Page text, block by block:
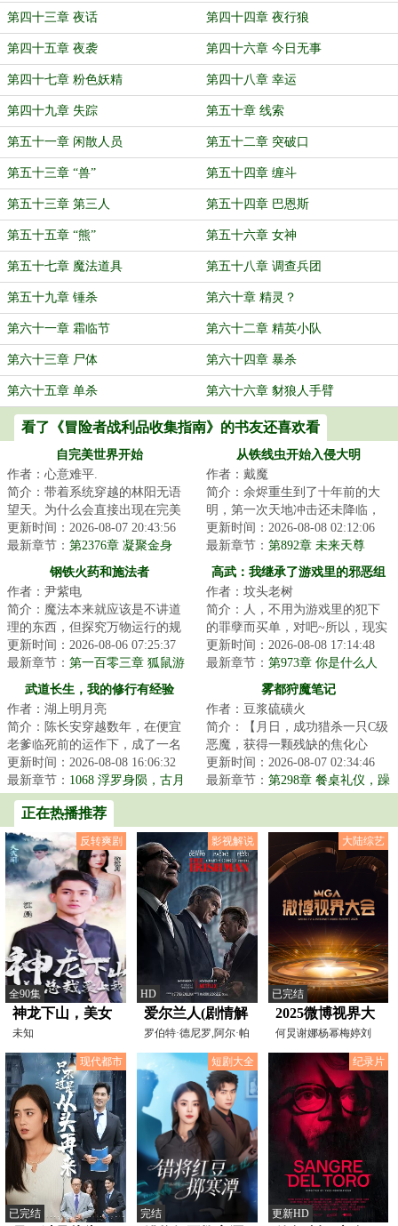
第四十三章 夜话 第四十四章 夜行狼
第四十五章 夜袭 第四十六章 今日无事
第四十七章 粉色妖精 第四十八章 幸运
第四十九章 失踪 第五十章 线索
第五十一章 闲散人员 第五十二章 突破口
第五十三章 “兽” 第五十四章 缠斗
第五十三章 第三人 第五十四章 巴恩斯
第五十五章 “熊” 第五十六章 女神
第五十七章 魔法道具 第五十八章 调查兵团
第五十九章 锤杀 第六十章 精灵？
第六十一章 霜临节 第六十二章 精英小队
第六十三章 尸体 第六十四章 暴杀
第六十五章 单杀 第六十六章 豺狼人手臂
看了《冒险者战利品收集指南》的书友还喜欢看
自完美世界开始
作者：心意难平.
简介：带着系统穿越的林阳无语
望天。为什么会直接出现在完美
世界这种噩梦级世界？还好可以
继续穿越，不慌...
更新时间：2026-08-07 20:43:56
最新章节： 第2376章 凝聚金身
从铁线虫开始入侵大明
作者：戴魔
简介：余烬重生到了十年前的大
明，第一次天地冲击还未降临，
万妖没有彻底复苏，倭寇还未彻
底携百鬼登陆，...
更新时间：2026-08-08 02:12:06
最新章节： 第892章 未来天尊
钢铁火药和施法者
作者：尹紫电
简介：魔法本来就应该是不讲道
理的东西，但探究万物运行的规
律却是人类的天性。这是一个量
产型魔法战工具...
更新时间：2026-08-06 07:25:37
最新章节： 第一百零三章 狐鼠游
戏（十三）
高武：我继承了游戏里的邪恶组
织
作者：坟头老树
简介：人，不用为游戏里的犯下
的罪孽而买单，对吧~所以，现实
里我唯唯诺诺，游戏里我重拳出
击。现实里我...
更新时间：2026-08-08 17:14:48
最新章节： 第973章 你是什么人
武道长生，我的修行有经验
作者：湖上明月亮
简介：陈长安穿越数年，在便宜
老爹临死前的运作下，成了一名
不入册的差役替补。世道艰难，
命比纸薄。本打...
更新时间：2026-08-08 16:06:32
最新章节： 1068 浮罗身陨，古月
危机
雾都狩魔笔记
作者：豆浆硫磺火
简介：【月日，成功猎杀一只C级
恶魔，获得一颗残缺的焦化心
脏，灵性升华。】【月日，成功
猎杀一只温迪戈...
更新时间：2026-08-07 02:34:46
最新章节： 第298章 餐桌礼仪，躁
正在热播推荐
反转爽剧
全90集
神龙下山，美女
总裁爱上我
未知
影视解说
HD
爱尔兰人(剧情解
说）
罗伯特·德尼罗,阿尔·帕
西诺,乔·佩西,安
大陆综艺
已完结
2025微博视界大
会
何炅谢娜杨幂梅婷刘
琳秦海璐白鹿
现代都市
已完结
短剧大全
完结
纪录片
更新HD